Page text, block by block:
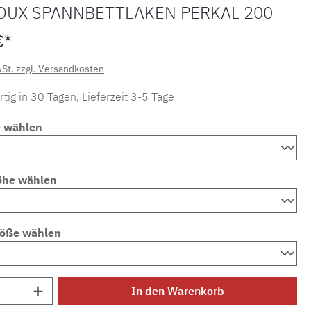
SPANNBETTLAKEN PERKAL 200
zzgl. Versandkosten
in 30 Tagen, Lieferzeit 3-5 Tage
wählen
wählen
wählen
Anzahl: Gib den gewünschten Wert ein
In den Warenkorb